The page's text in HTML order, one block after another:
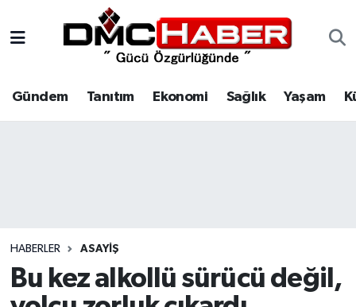
Gündem Tanıtım Ekonomi Sağlık Yaşam
HABERLER ASAYIŞ
Bu kez alkollü sürücü değil,
Tanıtım
Spor
Nöbetçi Eczaneler
Hava Durumu
Haber Arşivi